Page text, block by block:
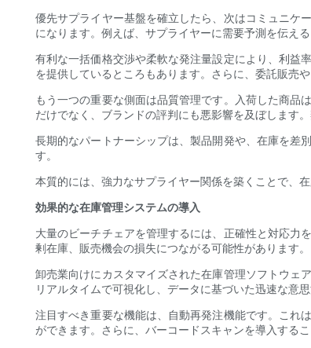
優先サプライヤー基盤を確立したら、次はコミュニケ
になります。例えば、サプライヤーに需要予測を伝え
有利な一括価格交渉や柔軟な発注量設定により、利益
を提供しているところもあります。さらに、委託販売
もう一つの重要な側面は品質管理です。入荷した商品
だけでなく、ブランドの評判にも悪影響を及ぼします
長期的なパートナーシップは、製品開発や、在庫を差
す。
本質的には、強力なサプライヤー関係を築くことで、
効果的な在庫管理システムの導入
大量のビーチチェアを管理するには、正確性と対応力
剰在庫、販売機会の損失につながる可能性があります。
卸売業向けにカスタマイズされた在庫管理ソフトウェ
リアルタイムで可視化し、データに基づいた迅速な意思
注目すべき重要な機能は、自動再発注機能です。これ
ができます。さらに、バーコードスキャンを導入する